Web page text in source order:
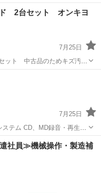
ッテリーは新品2200mAh1
リーにはクリップ付きです。
ド 2台セット オンキヨ
7月25日
ト 中古品のためキズ汚れ
台座のサイズ約
7月25日
・再生対
オ SONY
社員≫機械操作・製造補